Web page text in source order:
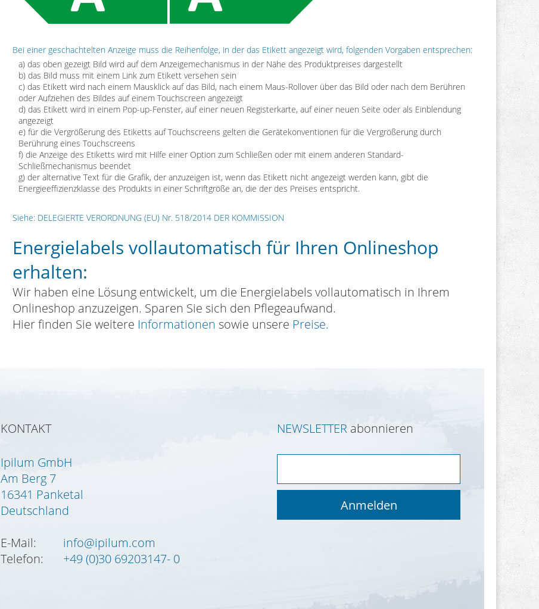
Bei einer geschachtelten Anzeige muss die Reihenfolge, in der das Etikett angezeigt wird, folgenden Vorgaben entsprechen:
a) das oben gezeigt Bild wird auf dem Anzeigemechanismus in der Nähe des Produktpreises dargestellt
b) das Bild muss mit einem Link zum Etikett versehen sein
c) das Etikett wird nach einem Mausklick auf das Bild, nach einem Maus-Rollover über das Bild oder nach dem Berühren
oder Aufziehen des Bildes auf einem Touchscreen angezeigt
d) das Etikett wird in einem Pop-up-Fenster, auf einer neuen Registerkarte, auf einer neuen Seite oder als Einblendung
angezeigt
e) für die Vergrößerung des Etiketts auf Touchscreens gelten die Gerätekonventionen für die Vergrößerung durch
Berührung eines Touchscreens
f) die Anzeige des Etiketts wird mit Hilfe einer Option zum Schließen oder mit einem anderen Standard-
Schließmechanismus beendet
g) der alternative Text für die Grafik, der anzuzeigen ist, wenn das Etikett nicht angezeigt werden kann, gibt die
Energieeffizienzklasse des Produkts in einer Schriftgröße an, die der des Preises entspricht.
Siehe: DELEGIERTE VERORDNUNG (EU) Nr. 518/2014 DER KOMMISSION
Energielabels vollautomatisch für Ihren Onlineshop
erhalten:
Wir haben eine Lösung entwickelt, um die Energielabels vollautomatisch in Ihrem
Onlineshop anzuzeigen. Sparen Sie sich den Pflegeaufwand.
Hier finden Sie weitere Informationen sowie unsere Preise.
KONTAKT
Ipilum GmbH
Am Berg 7
16341 Panketal
Deutschland
E-Mail:
info@ipilum.com
Telefon:
+49 (0)30 69203147- 0
NEWSLETTER abonnieren